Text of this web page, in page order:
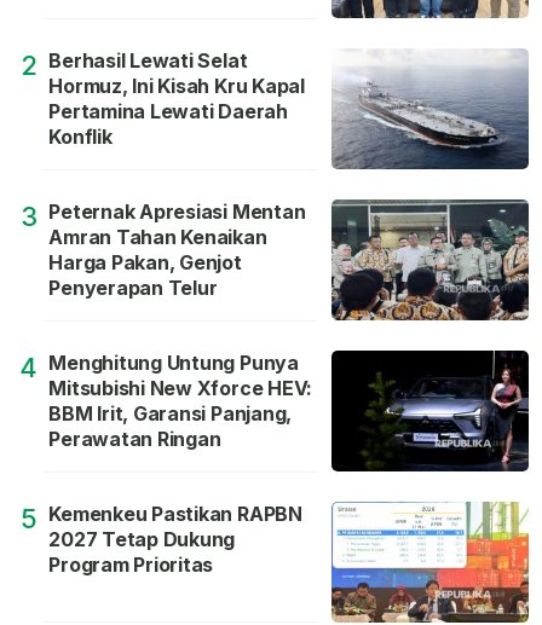
2 Berhasil Lewati Selat
Hormuz, Ini Kisah Kru Kapal
Pertamina Lewati Daerah
Konflik
3 Peternak Apresiasi Mentan
Amran Tahan Kenaikan
Harga Pakan, Genjot
Penyerapan Telur
4 Menghitung Untung Punya
Mitsubishi New Xforce HEV:
BBM Irit, Garansi Panjang,
Perawatan Ringan
5 Kemenkeu Pastikan RAPBN
2027 Tetap Dukung
Program Prioritas